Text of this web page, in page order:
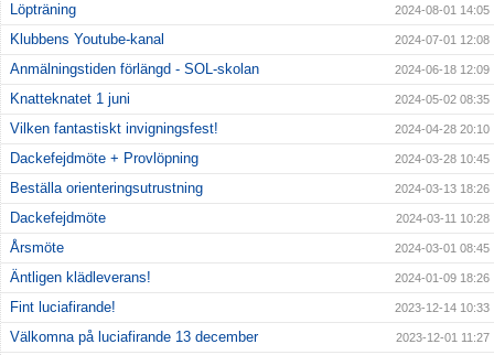
Löpträning 2024-08-01 14:05
Klubbens Youtube-kanal 2024-07-01 12:08
Anmälningstiden förlängd - SOL-skolan 2024-06-18 12:09
Knatteknatet 1 juni 2024-05-02 08:35
Vilken fantastiskt invigningsfest! 2024-04-28 20:10
Dackefejdmöte + Provlöpning 2024-03-28 10:45
Beställa orienteringsutrustning 2024-03-13 18:26
Dackefejdmöte 2024-03-11 10:28
Årsmöte 2024-03-01 08:45
Äntligen klädleverans! 2024-01-09 18:26
Fint luciafirande! 2023-12-14 10:33
Välkomna på luciafirande 13 december 2023-12-01 11:27